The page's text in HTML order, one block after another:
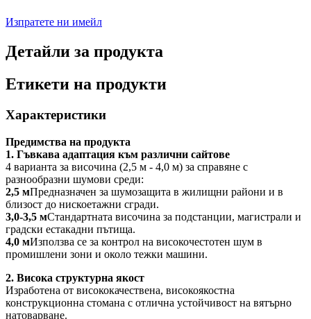
Изпратете ни имейл
Детайли за продукта
Етикети на продукти
Характеристики
Предимства на продукта
1. Гъвкава адаптация към различни сайтове
4 варианта за височина (2,5 м - 4,0 м) за справяне с
разнообразни шумови среди:
2,5 мПредназначен за шумозащита в жилищни райони и в
близост до нискоетажни сгради.
3,0-3,5 мСтандартната височина за подстанции, магистрали и
градски естакадни пътища.
4,0 мИзползва се за контрол на високочестотен шум в
промишлени зони и около тежки машини.
2. Висока структурна якост
Изработена от висококачествена, високоякостна
конструкционна стомана с отлична устойчивост на вятърно
натоварване.